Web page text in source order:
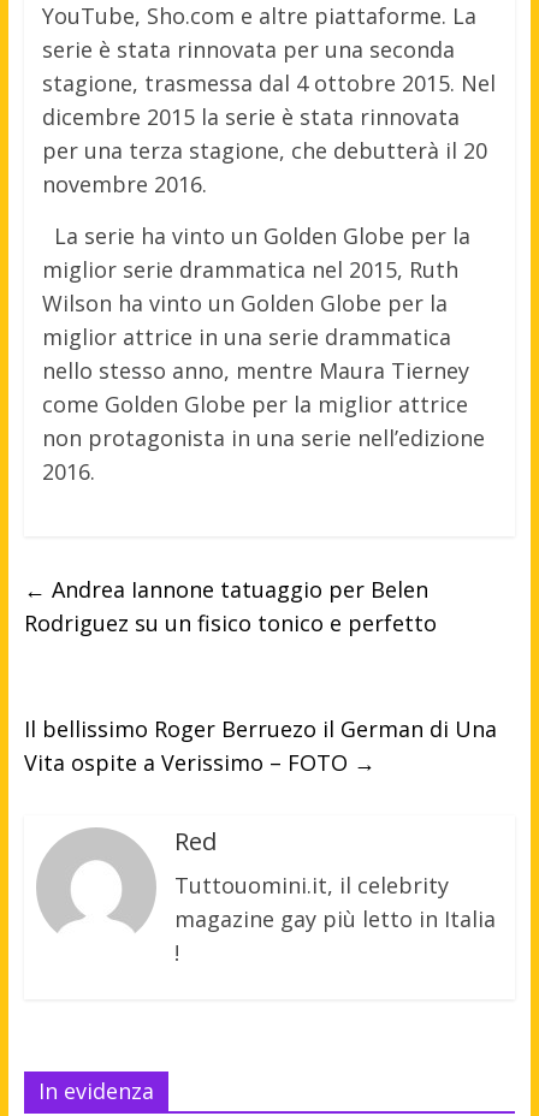
YouTube, Sho.com e altre piattaforme. La
serie è stata rinnovata per una seconda
stagione, trasmessa dal 4 ottobre 2015. Nel
dicembre 2015 la serie è stata rinnovata
per una terza stagione, che debutterà il 20
novembre 2016.
La serie ha vinto un Golden Globe per la
miglior serie drammatica nel 2015, Ruth
Wilson ha vinto un Golden Globe per la
miglior attrice in una serie drammatica
nello stesso anno, mentre Maura Tierney
come Golden Globe per la miglior attrice
non protagonista in una serie nell’edizione
2016.
← Andrea Iannone tatuaggio per Belen
Rodriguez su un fisico tonico e perfetto
Il bellissimo Roger Berruezo il German di Una
Vita ospite a Verissimo – FOTO →
Red
Tuttouomini.it, il celebrity
magazine gay più letto in Italia
!
In evidenza